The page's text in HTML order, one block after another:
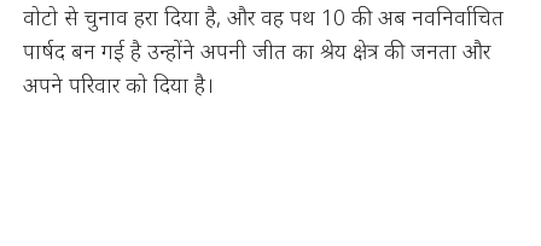
वोटो से चुनाव हरा दिया है, और वह पथ 10 की अब नवनिर्वाचित
पार्षद बन गई है उन्होंने अपनी जीत का श्रेय क्षेत्र की जनता और
अपने परिवार को दिया है।